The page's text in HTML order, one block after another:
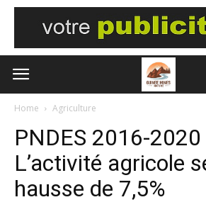
Home Agriculture
PNDES 2016-2020
L’activité agricole
hausse de 7,5%